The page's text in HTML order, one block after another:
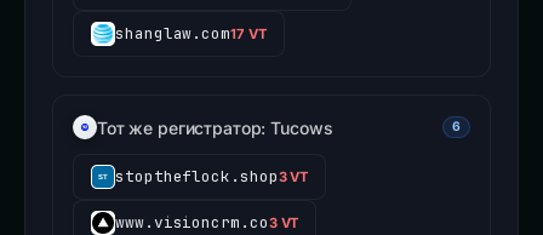
shanglaw.com17 VT
Тот же регистратор: Tucows 6
stoptheflock.shop3 VT
www.visioncrm.co3 VT